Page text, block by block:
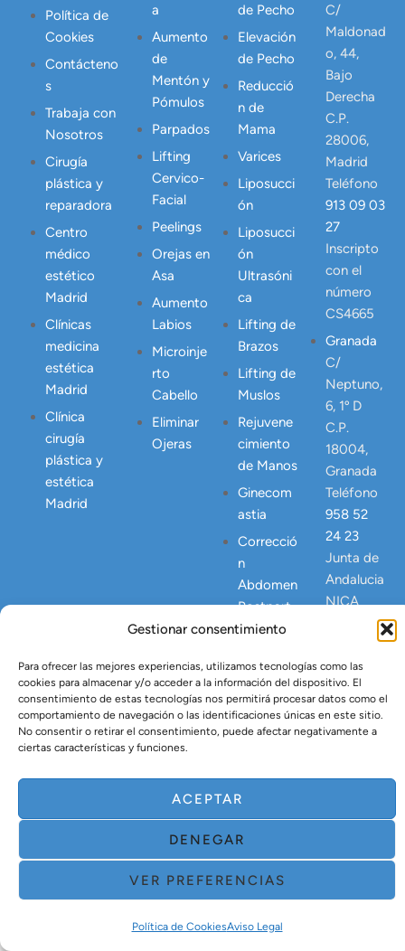
Gestionar consentimiento
Para ofrecer las mejores experiencias, utilizamos tecnologías como las
cookies para almacenar y/o acceder a la información del dispositivo. El
consentimiento de estas tecnologías nos permitirá procesar datos como el
comportamiento de navegación o las identificaciones únicas en este sitio.
No consentir o retirar el consentimiento, puede afectar negativamente a
ciertas características y funciones.
ACEPTAR
DENEGAR
VER PREFERENCIAS
Política de CookiesAviso Legal
Política de
Cookies
Contácteno
s
Trabaja con
Nosotros
Cirugía
plástica y
reparadora
Centro
médico
estético
Madrid
Clínicas
medicina
estética
Madrid
Clínica
cirugía
plástica y
estética
Madrid
a
Aumento
de
Mentón y
Pómulos
Parpados
Lifting
Cervico-
Facial
Peelings
Orejas en
Asa
Aumento
Labios
Microinje
rto
Cabello
Eliminar
Ojeras
de Pecho
Elevación
de Pecho
Reducció
n de
Mama
Varices
Liposucci
ón
Liposucci
ón
Ultrasóni
ca
Lifting de
Brazos
Lifting de
Muslos
Rejuvene
cimiento
de Manos
Ginecom
astia
Correcció
n
Abdomen
Postpart
o
Vaser
Tratamien
to Argón
C/
Maldonad
o, 44,
Bajo
Derecha
C.P.
28006,
Madrid
Teléfono
913 09 03
27
Inscripto
con el
número
CS4665
Granada
C/
Neptuno,
6, 1º D
C.P.
18004,
Granada
Teléfono
958 52
24 23
Junta de
Andalucia
NICA